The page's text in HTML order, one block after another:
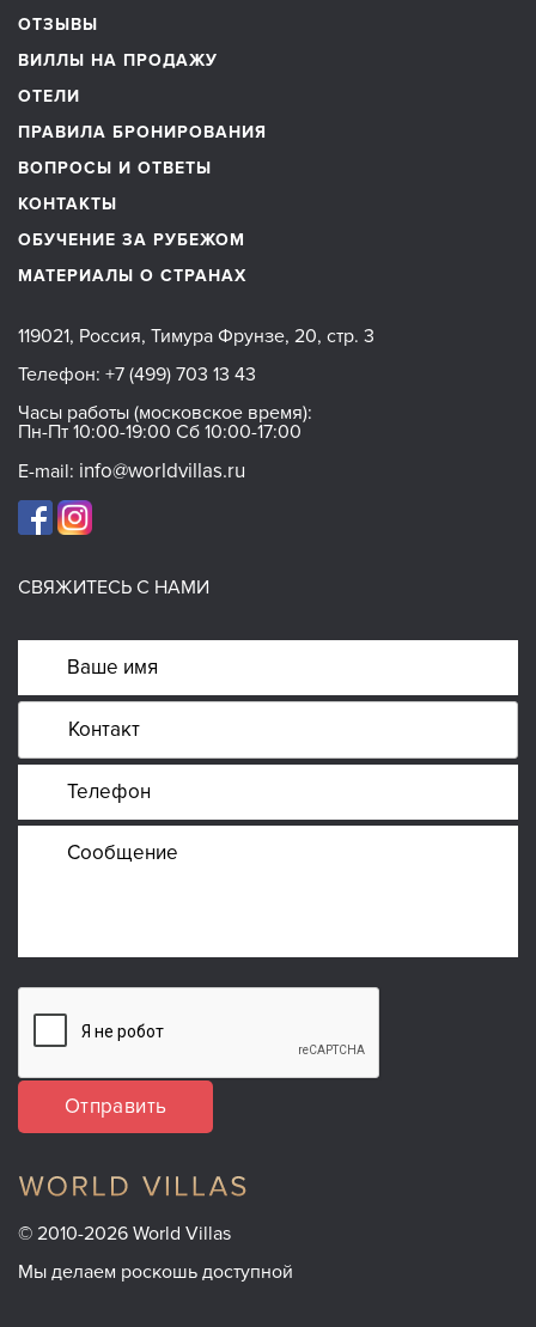
ОТЗЫВЫ
ВИЛЛЫ НА ПРОДАЖУ
ОТЕЛИ
ПРАВИЛА БРОНИРОВАНИЯ
ВОПРОСЫ И ОТВЕТЫ
КОНТАКТЫ
ОБУЧЕНИЕ ЗА РУБЕЖОМ
МАТЕРИАЛЫ О СТРАНАХ
119021, Россия, Тимура Фрунзе, 20, стр. 3
Телефон: +7 (499) 703 13 43
Часы работы (московское время):
Пн-Пт 10:00-19:00 Сб 10:00-17:00
E-mail: info@worldvillas.ru
СВЯЖИТЕСЬ С НАМИ
Отправить
© 2010-2026 World Villas
Мы делаем роскошь доступной